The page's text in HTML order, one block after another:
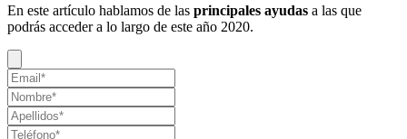
En este artículo hablamos de las principales ayudas a las que
podrás acceder a lo largo de este año 2020.